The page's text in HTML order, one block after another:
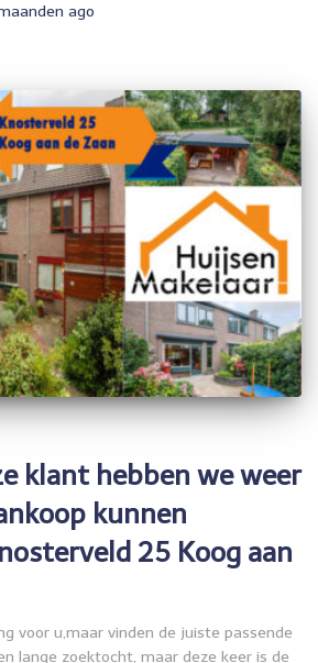
ago
klant hebben we weer
kunnen
25 Koog aan
voor u,maar vinden de juiste passende
lange zoektocht, maar deze keer is de